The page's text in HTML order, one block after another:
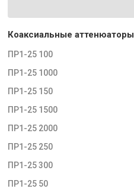
Коаксиальные аттенюаторы
ПР1-25 100
ПР1-25 1000
ПР1-25 150
ПР1-25 1500
ПР1-25 2000
ПР1-25 250
ПР1-25 300
ПР1-25 50